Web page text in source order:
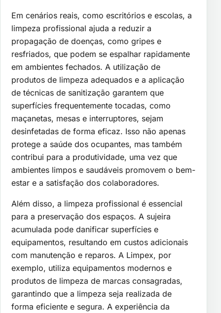
Em cenários reais, como escritórios e escolas, a
limpeza profissional ajuda a reduzir a
propagação de doenças, como gripes e
resfriados, que podem se espalhar rapidamente
em ambientes fechados. A utilização de
produtos de limpeza adequados e a aplicação
de técnicas de sanitização garantem que
superfícies frequentemente tocadas, como
maçanetas, mesas e interruptores, sejam
desinfetadas de forma eficaz. Isso não apenas
protege a saúde dos ocupantes, mas também
contribui para a produtividade, uma vez que
ambientes limpos e saudáveis promovem o bem-
estar e a satisfação dos colaboradores.
Além disso, a limpeza profissional é essencial
para a preservação dos espaços. A sujeira
acumulada pode danificar superfícies e
equipamentos, resultando em custos adicionais
com manutenção e reparos. A Limpex, por
exemplo, utiliza equipamentos modernos e
produtos de limpeza de marcas consagradas,
garantindo que a limpeza seja realizada de
forma eficiente e segura. A experiência da